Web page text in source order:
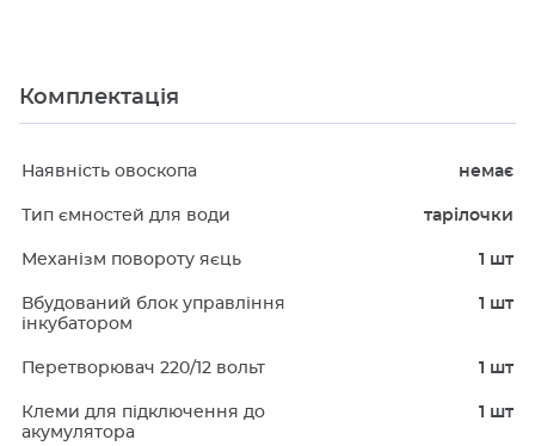
Комплектація
Наявність овоскопа немає
Тип ємностей для води тарілочки
Механізм повороту яєць 1 шт
Вбудований блок управління
інкубатором
1 шт
Перетворювач 220/12 вольт 1 шт
Клеми для підключення до
акумулятора
1 шт